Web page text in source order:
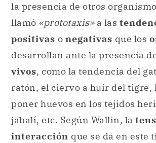
la presencia de otros
llamó «prototaxis»a las
positivas o negativas que los
desarrollan ante la presencia
vivos, como la tendencia del
ratón, el ciervo a huir del tigre,
poner huevos en los tejidos
jabalí, etc. Según Wallin, la
interacción que se da en este